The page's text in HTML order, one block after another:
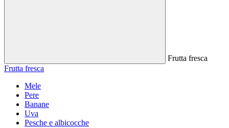
Frutta fresca
Frutta fresca
Mele
Pere
Banane
Uva
Pesche e albicocche